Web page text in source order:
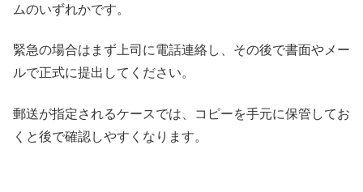
ムのいずれかです。
緊急の場合はまず上司に電話連絡し、その後で書面やメー
ルで正式に提出してください。
郵送が指定されるケースでは、コピーを手元に保管してお
くと後で確認しやすくなります。